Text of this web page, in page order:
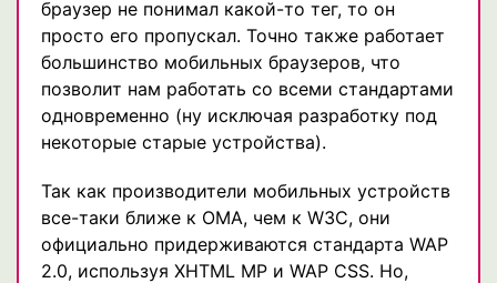
браузер не понимал какой-то тег, то он
просто его пропускал. Точно также работает
большинство мобильных браузеров, что
позволит нам работать со всеми стандартами
одновременно (ну исключая разработку под
некоторые старые устройства).
Так как производители мобильных устройств
все-таки ближе к OMA, чем к W3C, они
официально придерживаются стандарта WAP
2.0, используя XHTML MP и WAP CSS. Но,